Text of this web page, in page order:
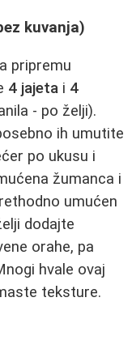
kuvanja)
pripremu
4 jajeta i 4
- po želji).
ih umutite
po ukusu i
žumanca i
umućen
dodajte
orahe, pa
hvale ovaj
teksture.